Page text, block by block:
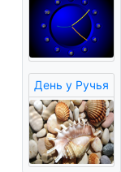
День у Ручья